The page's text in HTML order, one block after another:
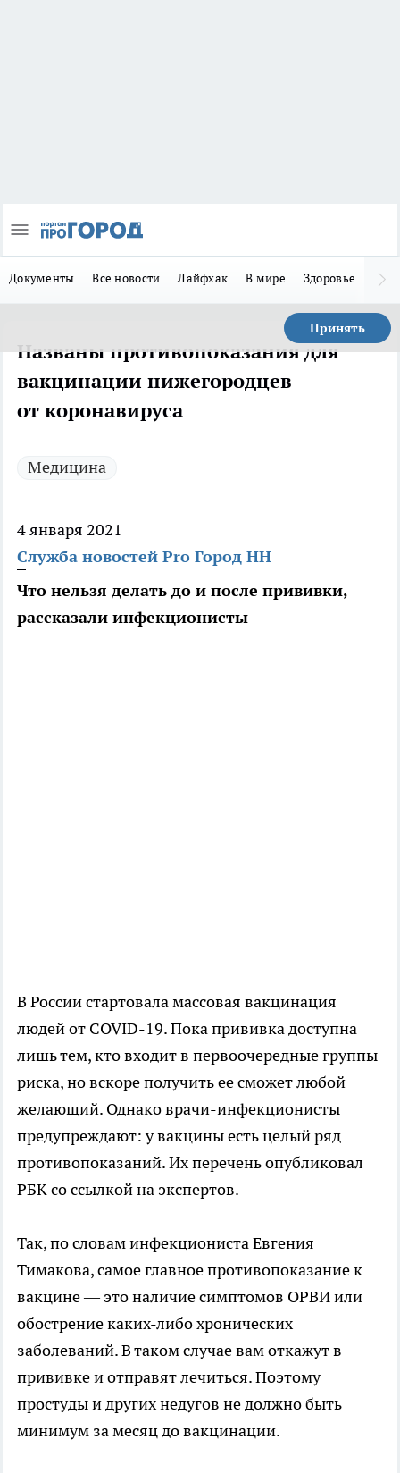
Документы Все новости Лайфхак В мире Здоровье
Принять
Названы противопоказания для
вакцинации нижегородцев
от коронавируса
Медицина
4 января 2021
Служба новостей Pro Город НН
Что нельзя делать до и после прививки,
рассказали инфекционисты
В России стартовала массовая вакцинация
людей от COVID-19. Пока прививка доступна
лишь тем, кто входит в первоочередные группы
риска, но вскоре получить ее сможет любой
желающий. Однако врачи-инфекционисты
предупреждают: у вакцины есть целый ряд
противопоказаний. Их перечень опубликовал
РБК со ссылкой на экспертов.
Так, по словам инфекциониста Евгения
Тимакова, самое главное противопоказание к
вакцине — это наличие симптомов ОРВИ или
обострение каких-либо хронических
заболеваний. В таком случае вам откажут в
прививке и отправят лечиться. Поэтому
простуды и других недугов не должно быть
минимум за месяц до вакцинации.